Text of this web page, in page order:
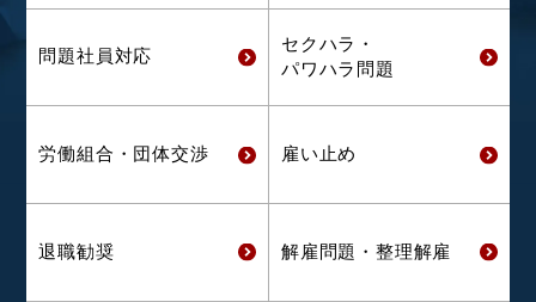
問題社員対応
セクハラ・
パワハラ問題
労働組合・ 団体交渉 雇い止め
退職勧奨 解雇問題・ 整理解雇